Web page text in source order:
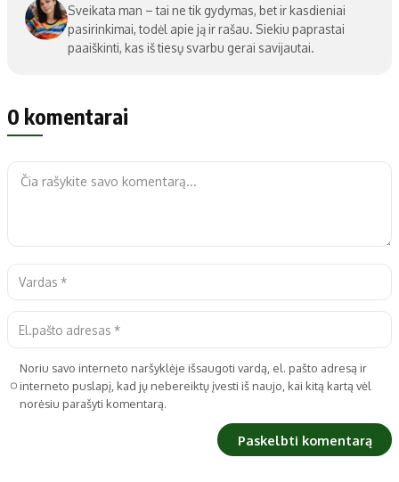
Sveikata man – tai ne tik gydymas, bet ir kasdieniai
pasirinkimai, todėl apie ją ir rašau. Siekiu paprastai
paaiškinti, kas iš tiesų svarbu gerai savijautai.
0 komentarai
Noriu savo interneto naršyklėje išsaugoti vardą, el. pašto adresą ir
interneto puslapį, kad jų nebereiktų įvesti iš naujo, kai kitą kartą vėl
norėsiu parašyti komentarą.